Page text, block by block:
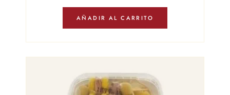
AÑADIR AL CARRITO